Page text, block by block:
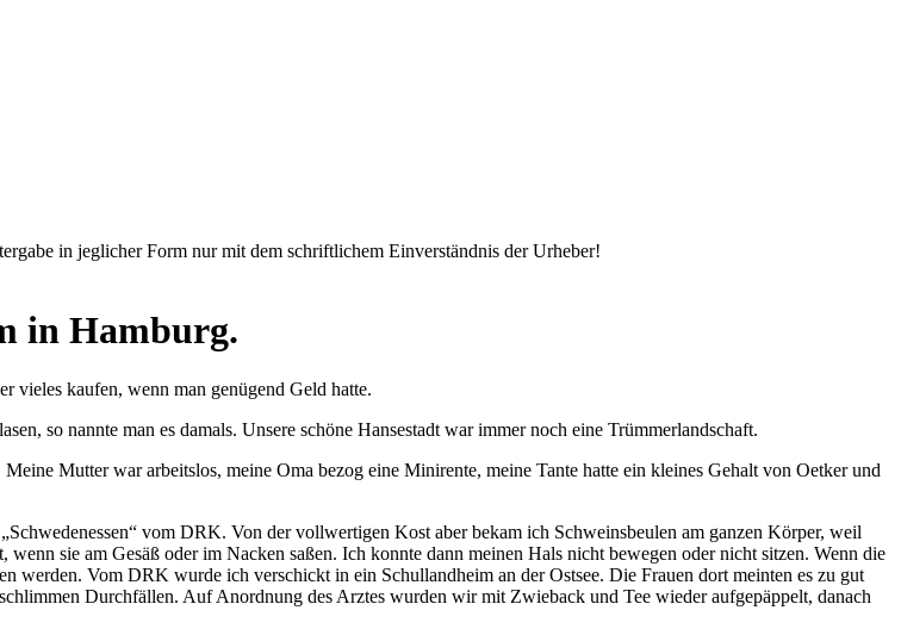
in jeglicher Form nur mit dem schriftlichem Einverständnis der Urheber!
in Hamburg.
vieles kaufen, wenn man genügend Geld hatte.
so nannte man es damals. Unsere schöne Hansestadt war immer noch eine Trümmerlandschaft.
Mutter war arbeitslos, meine Oma bezog eine Minirente, meine Tante hatte ein kleines Gehalt von Oetker und
Schwedenessen
vom DRK. Von der vollwertigen Kost aber bekam ich Schweinsbeulen am ganzen Körper, weil
sie am Gesäß oder im Nacken saßen. Ich konnte dann meinen Hals nicht bewegen oder nicht sitzen. Wenn die
werden. Vom DRK wurde ich verschickt in ein Schullandheim an der Ostsee. Die Frauen dort meinten es zu gut
Durchfällen. Auf Anordnung des Arztes wurden wir mit Zwieback und Tee wieder aufgepäppelt, danach